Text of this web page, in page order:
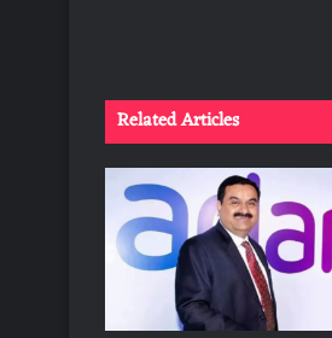
Related Articles